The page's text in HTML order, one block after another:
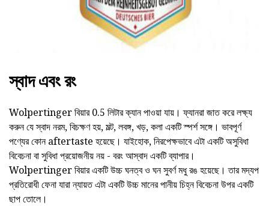
স্বাদ এবং রং
Wolpertinger বিয়ার 0.5 লিটার ক্যান পাওয়া যায়। ফ্যানরা জাত করে লক্ষ্য
করুন যে স্বাদ নরম, বিচক্ষণ হয়, মল্ট, লবঙ্গ, খড়, কলা একটি স্পর্শ সঙ্গে। ভাবপূর্ণ
পণ্যের কোন aftertaste হয়েছে। যাইহোক, নিরপেক্ষভাবে এটা একটি অসুবিধা
বিবেচনা বা সুবিধা প্রয়োজনীয় নয় - বরং আস্বাদ একটি ব্যাপার।
Wolpertinger বিয়ার একটি উচ্চ ঘনত্ব ও ঘন সুবর্ণ মধু রঙ হয়েছে। তার মদ্যপ
প্রতিরোধী ফেনা যারা ন্যায়ত এটা একটি উচ্চ মানের পানীয় চিহ্ন বিবেচনা উপর একটি
ছাপ তোলে।